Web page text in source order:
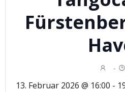
-
13. Februar 2026 @ 16:00 -